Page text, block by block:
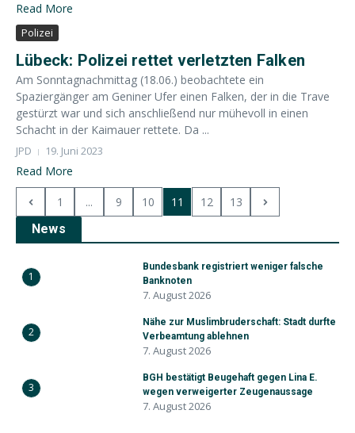
Read More
Polizei
Lübeck: Polizei rettet verletzten Falken
Am Sonntagnachmittag (18.06.) beobachtete ein
Spaziergänger am Geniner Ufer einen Falken, der in die Trave
gestürzt war und sich anschließend nur mühevoll in einen
Schacht in der Kaimauer rettete. Da ...
JPD 19. Juni 2023
Read More
1 ... 9 10 11 12
13
News
1
Bundesbank registriert weniger falsche
Banknoten
7. August 2026
2
Nähe zur Muslimbruderschaft: Stadt durfte
Verbeamtung ablehnen
7. August 2026
3
BGH bestätigt Beugehaft gegen Lina E.
wegen verweigerter Zeugenaussage
7. August 2026